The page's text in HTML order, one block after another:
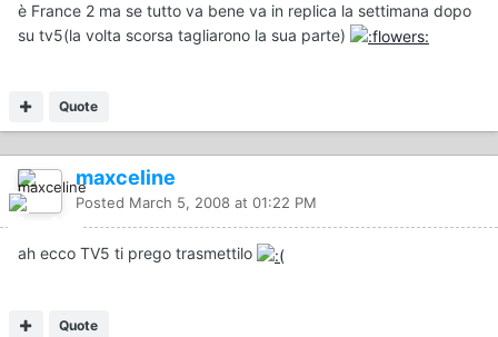
è France 2 ma se tutto va bene va in replica la settimana dopo
su tv5(la volta scorsa tagliarono la sua parte)
Quote
maxceline
Posted March 5, 2008 at 01:22 PM
ah ecco TV5 ti prego trasmettilo
Quote